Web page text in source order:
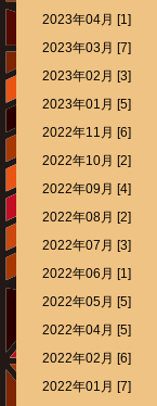
2023年04月 [1]
2023年03月 [7]
2023年02月 [3]
2023年01月 [5]
2022年11月 [6]
2022年10月 [2]
2022年09月 [4]
2022年08月 [2]
2022年07月 [3]
2022年06月 [1]
2022年05月 [5]
2022年04月 [5]
2022年02月 [6]
2022年01月 [7]